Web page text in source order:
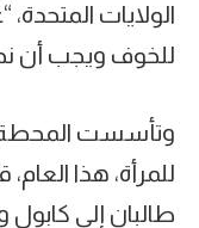
الولايات المتحدة،
للخوف ويجب أن
للمرأة، هذا
طالبان إلى كابول